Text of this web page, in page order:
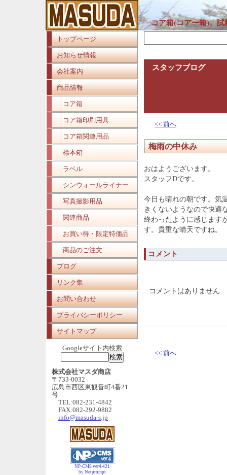
コア箱(コアー箱)、
トップページ
お知らせ情報
会社案内
商品情報
コア箱
コア箱印刷用具
コア箱関連用品
標本箱
ラベル
シンウォールライナー
写真撮影用品
関連商品
お買い得・限定特価品
商品のご注文
ブログ
リンク集
お問い合わせ
プライバシーポリシー
サイトマップ
Googleサイト内検索
株式会社マスダ商店
〒733-0032
広島市西区東観音町4番21
号
TEL:082-231-4842
FAX:082-292-9882
info@masuda-s.jp
NP-CMS ver4.421
by Netprompt
スタッフブログ
<< 前へ
梅雨の中休み
おはようございます。
スタッフDです。
今日も晴れの朝です。気
きくないようなので快適
終わったように感じます
す。貴重な晴天ですね。
コメント
コメントはありません
<< 前へ